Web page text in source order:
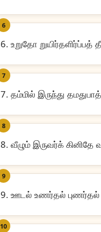
6
6. உறுதோ
7
7. தம்மில் இருந்து
8
8. வீழும் இருவர்க் கினிதே
9
9. ஊடல் உணர்தல் புணர்தல்
10